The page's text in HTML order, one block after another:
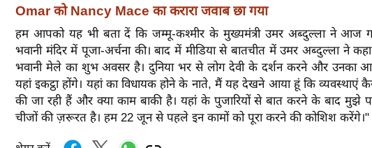
Omar को Nancy Mace का करारा जवाब छा गया
हम आपको यह भी बता दें कि जम्मू-कश्मीर के मुख्यमंत्री उमर अब्दुल्ला ने आज
भवानी मंदिर में पूजा-अर्चना की। बाद में मीडिया से बातचीत में उमर अब्दुल्ला ने
भवानी मेले का शुभ अवसर है। दुनिया भर से लोग देवी के दर्शन करने और उनका
यहां इकट्ठा होंगे। यहां का विधायक होने के नाते, मैं यह देखने आया हूं कि व्यवस्थाएं
की जा रही हैं और क्या काम बाकी है। यहां के पुजारियों से बात करने के बाद मुझे
चीजों की ज़रूरत है। हम 22 जून से पहले इन कामों को पूरा करने की कोशिश करेंगे।"